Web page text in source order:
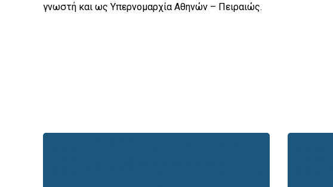
γνωστή και ως Υπερνομαρχία Αθηνών – Πειραιώς.